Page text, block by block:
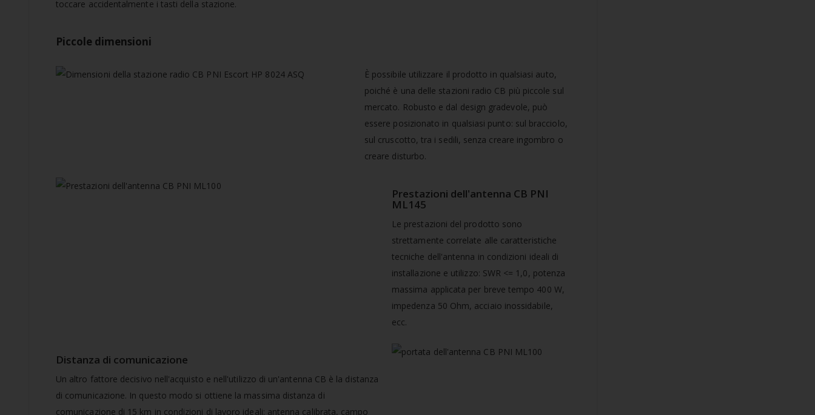
toccare accidentalmente i tasti della stazione.
Piccole dimensioni
È possibile utilizzare il prodotto in qualsiasi auto,
poiché è una delle stazioni radio CB più piccole sul
mercato. Robusto e dal design gradevole, può
essere posizionato in qualsiasi punto: sul bracciolo,
sul cruscotto, tra i sedili, senza creare ingombro o
creare disturbo.
Prestazioni dell'antenna CB PNI
ML145
Le prestazioni del prodotto sono
strettamente correlate alle caratteristiche
tecniche dell'antenna in condizioni ideali di
installazione e utilizzo: SWR <= 1,0, potenza
massima applicata per breve tempo 400 W,
impedenza 50 Ohm, acciaio inossidabile,
ecc.
Distanza di comunicazione
Un altro fattore decisivo nell'acquisto e nell'utilizzo di un'antenna CB è la distanza
di comunicazione. In questo modo si ottiene la massima distanza di
comunicazione di 15 km in condizioni di lavoro ideali: antenna calibrata, campo